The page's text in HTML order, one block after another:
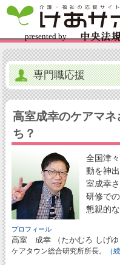
専門職応援
高室成幸のケアマ
ち？
全国津
動を神
室成幸
研修で
懇親的
プロフィール
高室 成幸 （たかむろ しげゆ
ケアタウン総合研究所所長。 （